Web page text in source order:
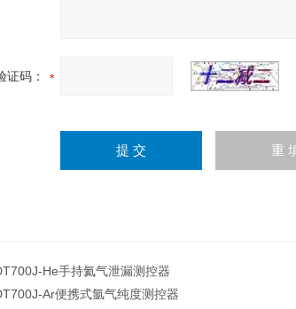
证码：
He手持氦气泄漏测控器
Ar便携式氩气纯度测控器